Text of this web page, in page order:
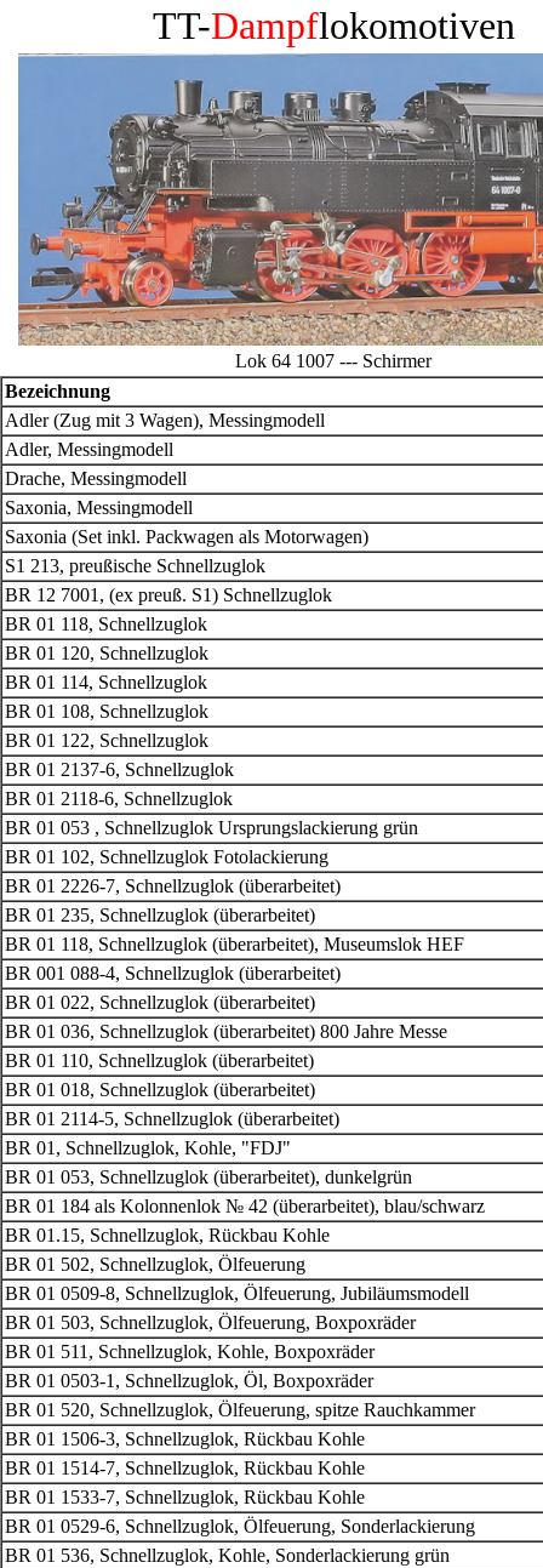
TT-Dampflokomotiven
Lok 64 1007 --- Schirmer
Bezeichnung
Adler (Zug mit 3 Wagen), Messingmodell
Adler, Messingmodell
Drache, Messingmodell
Saxonia, Messingmodell
Saxonia (Set inkl. Packwagen als Motorwagen)
S1 213, preußische Schnellzuglok
BR 12 7001, (ex preuß. S1) Schnellzuglok
BR 01 118, Schnellzuglok
BR 01 120, Schnellzuglok
BR 01 114, Schnellzuglok
BR 01 108, Schnellzuglok
BR 01 122, Schnellzuglok
BR 01 2137-6, Schnellzuglok
BR 01 2118-6, Schnellzuglok
BR 01 053 , Schnellzuglok Ursprungslackierung grün
BR 01 102, Schnellzuglok Fotolackierung
BR 01 2226-7, Schnellzuglok (überarbeitet)
BR 01 235, Schnellzuglok (überarbeitet)
BR 01 118, Schnellzuglok (überarbeitet), Museumslok HEF
BR 001 088-4, Schnellzuglok (überarbeitet)
BR 01 022, Schnellzuglok (überarbeitet)
BR 01 036, Schnellzuglok (überarbeitet) 800 Jahre Messe
BR 01 110, Schnellzuglok (überarbeitet)
BR 01 018, Schnellzuglok (überarbeitet)
BR 01 2114-5, Schnellzuglok (überarbeitet)
BR 01, Schnellzuglok, Kohle, "FDJ"
BR 01 053, Schnellzuglok (überarbeitet), dunkelgrün
BR 01 184 als Kolonnenlok № 42 (überarbeitet), blau/schwarz
BR 01.15, Schnellzuglok, Rückbau Kohle
BR 01 502, Schnellzuglok, Ölfeuerung
BR 01 0509-8, Schnellzuglok, Ölfeuerung, Jubiläumsmodell
BR 01 503, Schnellzuglok, Ölfeuerung, Boxpoxräder
BR 01 511, Schnellzuglok, Kohle, Boxpoxräder
BR 01 0503-1, Schnellzuglok, Öl, Boxpoxräder
BR 01 520, Schnellzuglok, Ölfeuerung, spitze Rauchkammer
BR 01 1506-3, Schnellzuglok, Rückbau Kohle
BR 01 1514-7, Schnellzuglok, Rückbau Kohle
BR 01 1533-7, Schnellzuglok, Rückbau Kohle
BR 01 0529-6, Schnellzuglok, Ölfeuerung, Sonderlackierung
BR 01 536, Schnellzuglok, Kohle, Sonderlackierung grün